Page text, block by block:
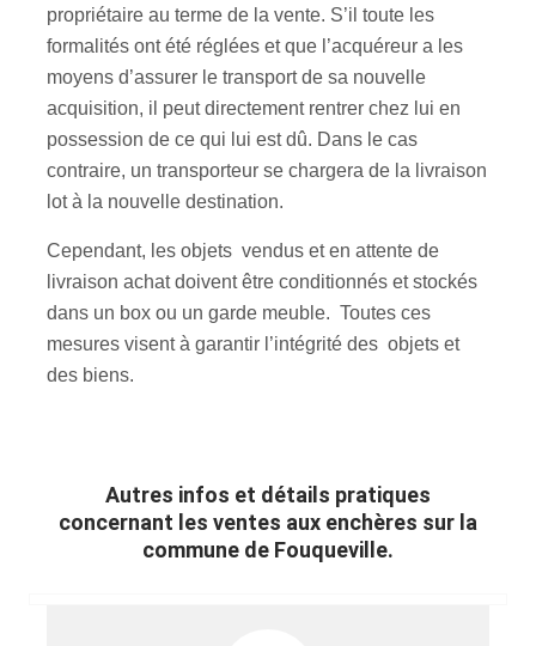
propriétaire au terme de la vente. S’il toute les
formalités ont été réglées et que l’acquéreur a les
moyens d’assurer le transport de sa nouvelle
acquisition, il peut directement rentrer chez lui en
possession de ce qui lui est dû. Dans le cas
contraire, un transporteur se chargera de la livraison
lot à la nouvelle destination.
Cependant, les objets vendus et en attente de
livraison achat doivent être conditionnés et stockés
dans un box ou un garde meuble. Toutes ces
mesures visent à garantir l’intégrité des objets et
des biens.
Autres infos et détails pratiques
concernant les ventes aux enchères sur la
commune de Fouqueville.